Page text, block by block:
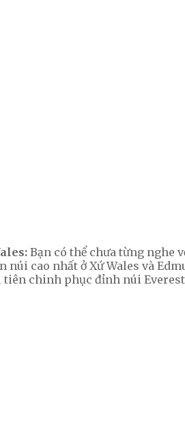
Bạn có thể chưa từng nghe
núi cao nhất ở Xứ Wales và
tiên chinh phục đỉnh núi